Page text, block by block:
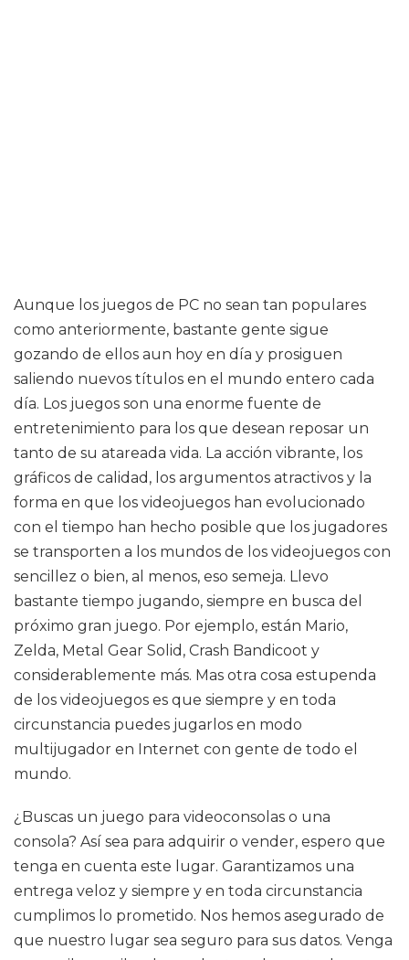
Aunque los juegos de PC no sean tan populares
como anteriormente, bastante gente sigue
gozando de ellos aun hoy en día y prosiguen
saliendo nuevos títulos en el mundo entero cada
día. Los juegos son una enorme fuente de
entretenimiento para los que desean reposar un
tanto de su atareada vida. La acción vibrante, los
gráficos de calidad, los argumentos atractivos y la
forma en que los videojuegos han evolucionado
con el tiempo han hecho posible que los jugadores
se transporten a los mundos de los videojuegos con
sencillez o bien, al menos, eso semeja. Llevo
bastante tiempo jugando, siempre en busca del
próximo gran juego. Por ejemplo, están Mario,
Zelda, Metal Gear Solid, Crash Bandicoot y
considerablemente más. Mas otra cosa estupenda
de los videojuegos es que siempre y en toda
circunstancia puedes jugarlos en modo
multijugador en Internet con gente de todo el
mundo.
¿Buscas un juego para videoconsolas o una
consola? Así sea para adquirir o vender, espero que
tenga en cuenta este lugar. Garantizamos una
entrega veloz y siempre y en toda circunstancia
cumplimos lo prometido. Nos hemos asegurado de
que nuestro lugar sea seguro para sus datos. Venga